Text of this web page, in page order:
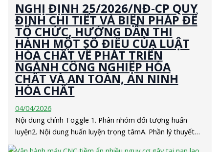
NGHỊ ĐỊNH 25/2026/NĐ-CP QUY
ĐỊNH CHI TIẾT VÀ BIỆN PHÁP ĐỂ
TỔ CHỨC, HƯỚNG DẪN THI
HÀNH MỘT SỐ ĐIỀU CỦA LUẬT
HÓA CHẤT VỀ PHÁT TRIỂN
NGÀNH CÔNG NGHIỆP HÓA
CHẤT VÀ AN TOÀN, AN NINH
HÓA CHẤT
04/04/2026
Nội dung chính Toggle 1. Phân nhóm đối tượng huấn
luyện2. Nội dung huấn luyện trọng tâmA. Phần lý thuyết…